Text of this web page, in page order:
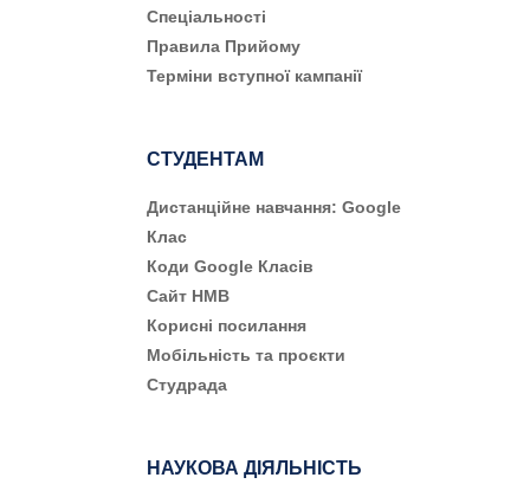
Cпеціальності
Правила Прийому
Терміни вступної кампанії
СТУДЕНТАМ
Дистанційне навчання: Google
Клас
Коди Google Класів
Сайт НМВ
Корисні посилання
Мобільність та проєкти
Студрада
НАУКОВА ДІЯЛЬНІСТЬ